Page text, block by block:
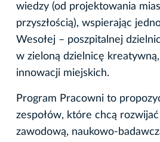
wiedzy (od projektowania
przyszłością), wspierając
Wesołej – poszpitalnej
w zieloną dzielnicę
innowacji miejskich.
Program Pracowni to
zespołów, które chcą rozwijać
zawodową, naukowo-